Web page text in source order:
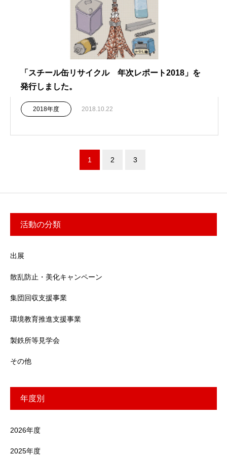
「スチール缶リサイクル 年次レポート2018」を
発行しました。
2018年度 2018.10.22
1 2 3
活動の分類
出展
散乱防止・美化キャンペーン
集団回収支援事業
環境教育推進支援事業
製鉄所等見学会
その他
年度別
2026年度
2025年度